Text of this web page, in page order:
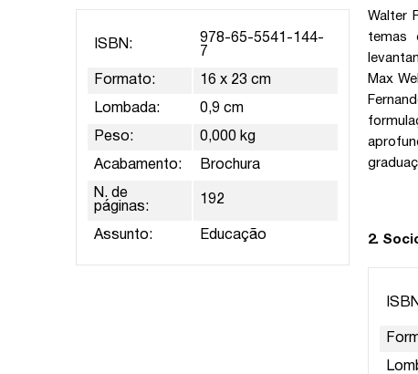
ISBN:
978-65-5541-144-
7
Formato: 16 x 23 cm
Lombada: 0,9 cm
Peso: 0,000 kg
Acabamento: Brochura
N. de
páginas:
192
Assunto: Educação
Walter
temas
Max
2.